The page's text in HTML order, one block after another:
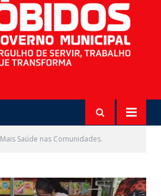
Mais Saúde nas Comunidades.